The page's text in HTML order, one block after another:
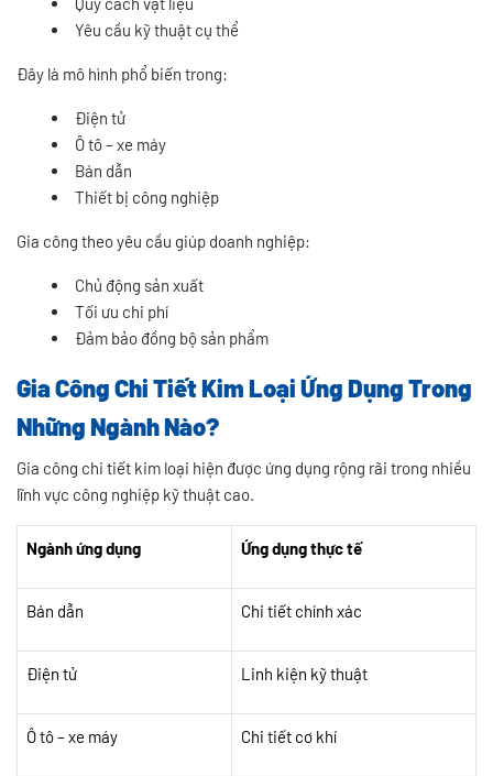
Yêu cầu kỹ thuật cụ thể
Đây là mô hình phổ biến trong:
Điện tử
Ô tô – xe máy
Bán dẫn
Thiết bị công nghiệp
Gia công theo yêu cầu giúp doanh nghiệp:
Chủ động sản xuất
Tối ưu chi phí
Đảm bảo đồng bộ sản phẩm
Gia Công Chi Tiết Kim Loại Ứng Dụng Trong
Những Ngành Nào?
Gia công chi tiết kim loại hiện được ứng dụng rộng rãi trong nhiều
lĩnh vực công nghiệp kỹ thuật cao.
Ngành ứng dụng Ứng dụng thực tế
Bán dẫn Chi tiết chính xác
Điện tử Linh kiện kỹ thuật
Ô tô – xe máy Chi tiết cơ khí